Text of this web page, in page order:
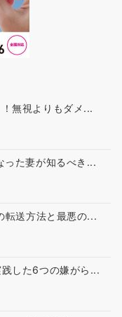
無視よりもダメ...
った妻が知るべき...
転送方法と最悪の...
した6つの嫌がら...